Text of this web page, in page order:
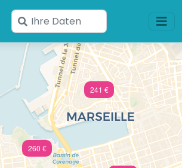
Geben
Sie
Ihre
Daten
260 €
241 €